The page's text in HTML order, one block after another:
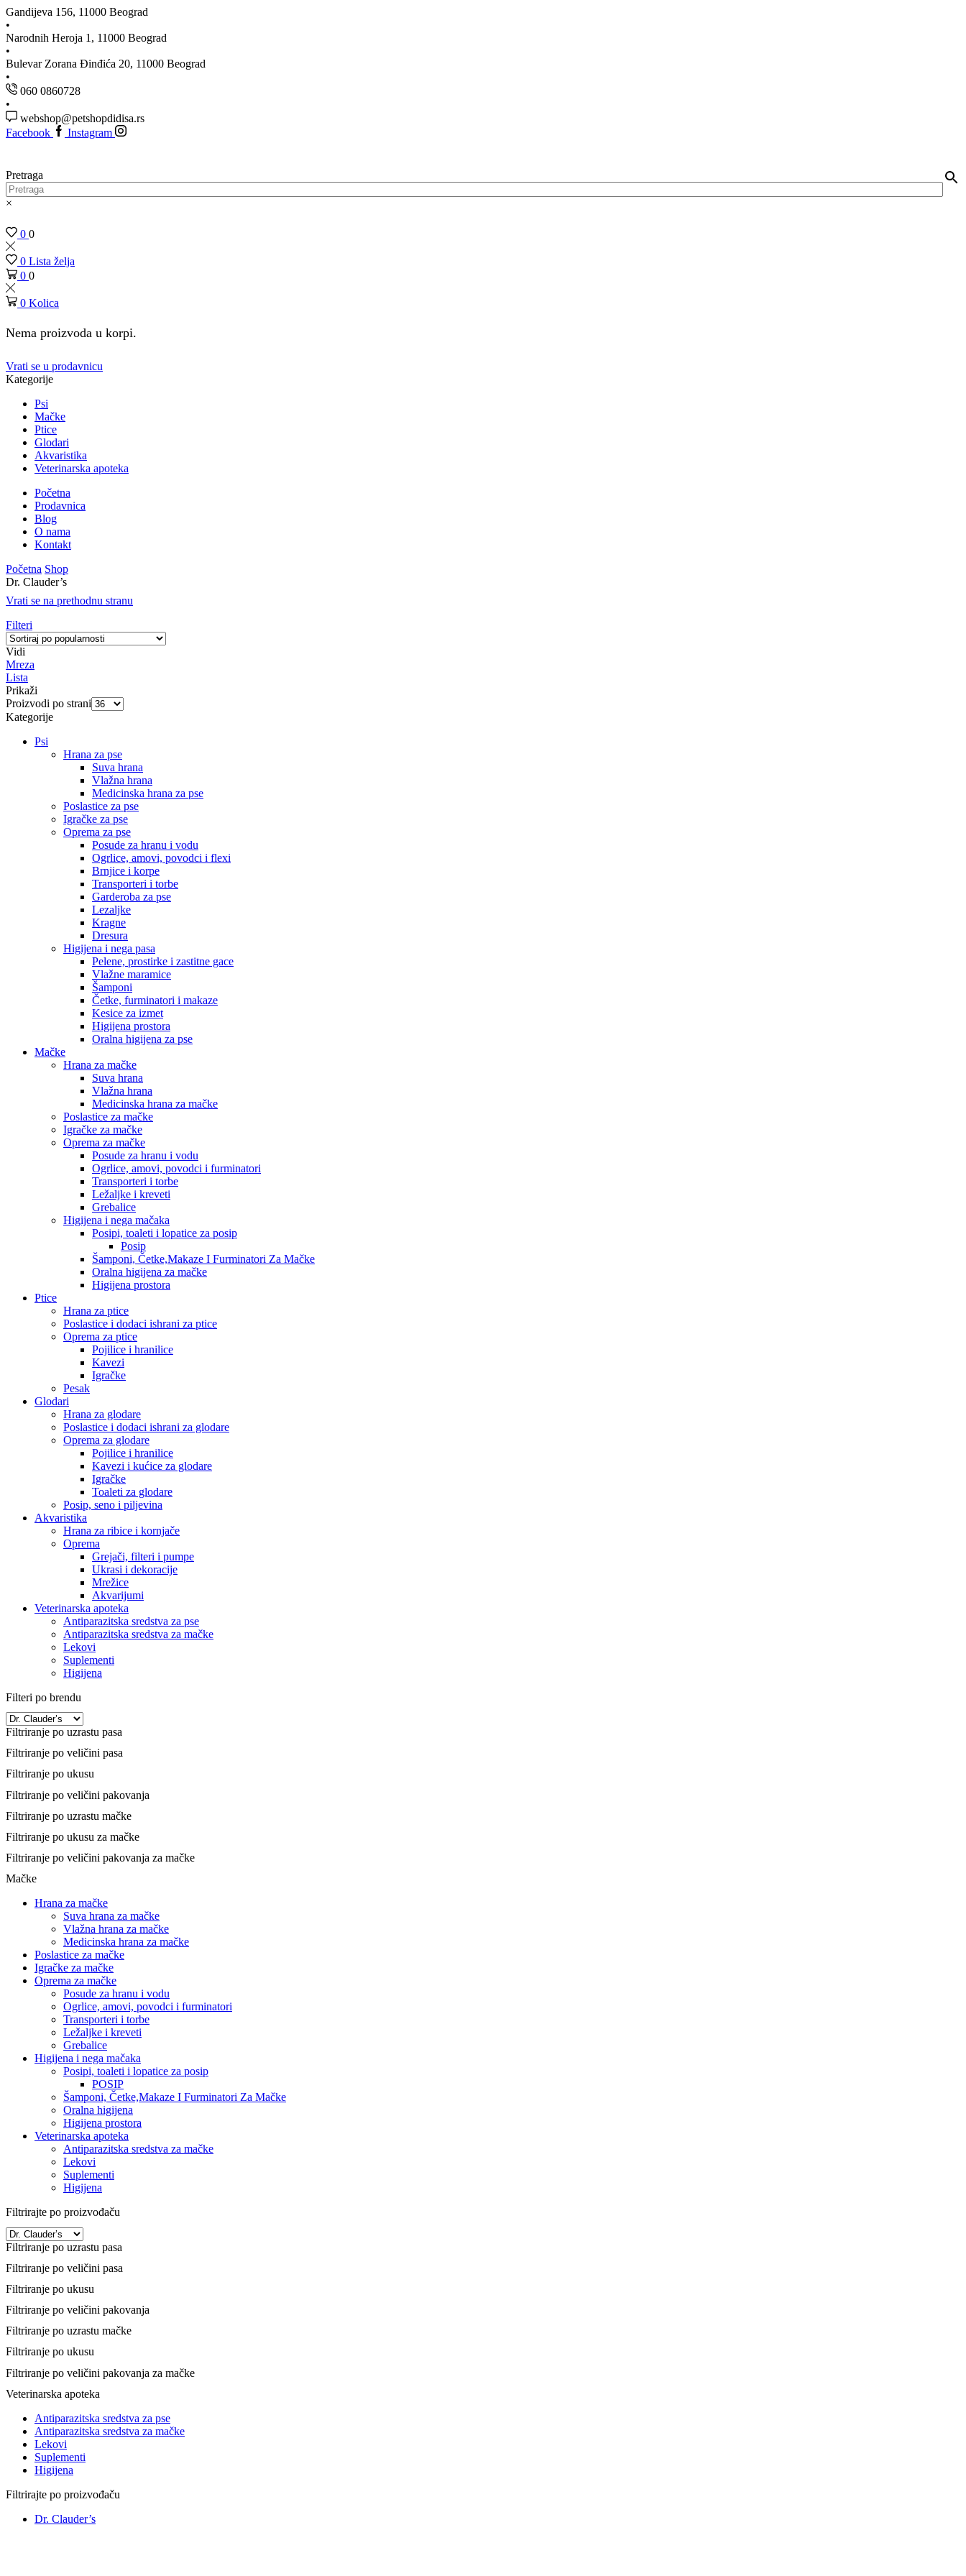
Gandijeva 156, 11000 Beograd
Narodnih Heroja 1, 11000 Beograd
Bulevar Zorana Đinđića 20, 11000 Beograd
060 0860728
webshop@petshopdidisa.rs
Facebook
Instagram
Pretraga
×
0 0
0 Lista želja
0 0
0 Kolica
Nema proizvoda u korpi.
Vrati se u prodavnicu
Kategorije
Psi
Mačke
Ptice
Glodari
Akvaristika
Veterinarska apoteka
Početna
Prodavnica
Blog
O nama
Kontakt
Početna Shop
Dr. Clauder’s
Vrati se na prethodnu stranu
Filteri
Vidi
Mreza
Lista
Prikaži
Proizvodi po strani
Kategorije
Psi
Hrana za pse
Suva hrana
Vlažna hrana
Medicinska hrana za pse
Poslastice za pse
Igračke za pse
Oprema za pse
Posude za hranu i vodu
Ogrlice, amovi, povodci i flexi
Brnjice i korpe
Transporteri i torbe
Garderoba za pse
Lezaljke
Kragne
Dresura
Higijena i nega pasa
Pelene, prostirke i zastitne gace
Vlažne maramice
Šamponi
Četke, furminatori i makaze
Kesice za izmet
Higijena prostora
Oralna higijena za pse
Mačke
Hrana za mačke
Suva hrana
Vlažna hrana
Medicinska hrana za mačke
Poslastice za mačke
Igračke za mačke
Oprema za mačke
Posude za hranu i vodu
Ogrlice, amovi, povodci i furminatori
Transporteri i torbe
Ležaljke i kreveti
Grebalice
Higijena i nega mačaka
Posipi, toaleti i lopatice za posip
Posip
Šamponi, Četke,Makaze I Furminatori Za Mačke
Oralna higijena za mačke
Higijena prostora
Ptice
Hrana za ptice
Poslastice i dodaci ishrani za ptice
Oprema za ptice
Pojilice i hranilice
Kavezi
Igračke
Pesak
Glodari
Hrana za glodare
Poslastice i dodaci ishrani za glodare
Oprema za glodare
Pojilice i hranilice
Kavezi i kućice za glodare
Igračke
Toaleti za glodare
Posip, seno i piljevina
Akvaristika
Hrana za ribice i kornjače
Oprema
Grejači, filteri i pumpe
Ukrasi i dekoracije
Mrežice
Akvarijumi
Veterinarska apoteka
Antiparazitska sredstva za pse
Antiparazitska sredstva za mačke
Lekovi
Suplementi
Higijena
Filteri po brendu
Filtriranje po uzrastu pasa
Filtriranje po veličini pasa
Filtriranje po ukusu
Filtriranje po veličini pakovanja
Filtriranje po uzrastu mačke
Filtriranje po ukusu za mačke
Filtriranje po veličini pakovanja za mačke
Mačke
Hrana za mačke
Suva hrana za mačke
Vlažna hrana za mačke
Medicinska hrana za mačke
Poslastice za mačke
Igračke za mačke
Oprema za mačke
Posude za hranu i vodu
Ogrlice, amovi, povodci i furminatori
Transporteri i torbe
Ležaljke i kreveti
Grebalice
Higijena i nega mačaka
Posipi, toaleti i lopatice za posip
POSIP
Šamponi, Četke,Makaze I Furminatori Za Mačke
Oralna higijena
Higijena prostora
Veterinarska apoteka
Antiparazitska sredstva za mačke
Lekovi
Suplementi
Higijena
Filtrirajte po proizvođaču
Filtriranje po uzrastu pasa
Filtriranje po veličini pasa
Filtriranje po ukusu
Filtriranje po veličini pakovanja
Filtriranje po uzrastu mačke
Filtriranje po ukusu
Filtriranje po veličini pakovanja za mačke
Veterinarska apoteka
Antiparazitska sredstva za pse
Antiparazitska sredstva za mačke
Lekovi
Suplementi
Higijena
Filtrirajte po proizvođaču
Dr. Clauder’s